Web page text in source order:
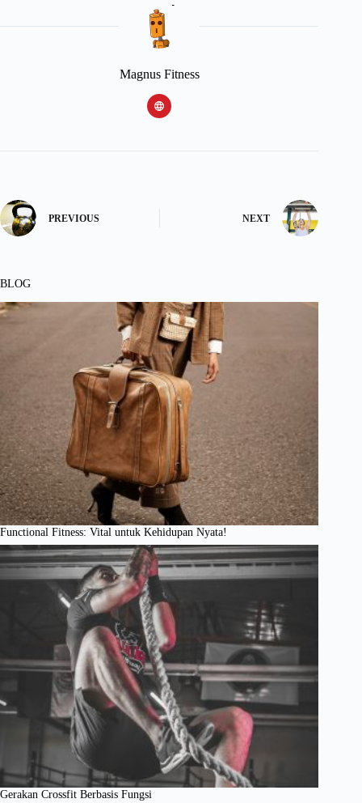
Magnus Fitness
PREVIOUS NEXT
BLOG
Functional Fitness: Vital untuk Kehidupan Nyata!
Gerakan Crossfit Berbasis Fungsi